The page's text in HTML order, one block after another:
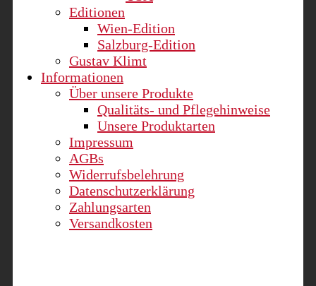
Editionen
Wien-Edition
Salzburg-Edition
Gustav Klimt
Informationen
Über unsere Produkte
Qualitäts- und Pflegehinweise
Unsere Produktarten
Impressum
AGBs
Widerrufsbelehrung
Datenschutzerklärung
Zahlungsarten
Versandkosten